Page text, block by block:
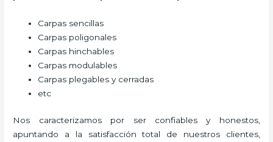
Carpas sencillas
Carpas poligonales
Carpas hinchables
Carpas modulables
Carpas plegables y cerradas
etc
Nos caracterizamos por ser confiables y honestos,
apuntando a la satisfacción total de nuestros clientes,